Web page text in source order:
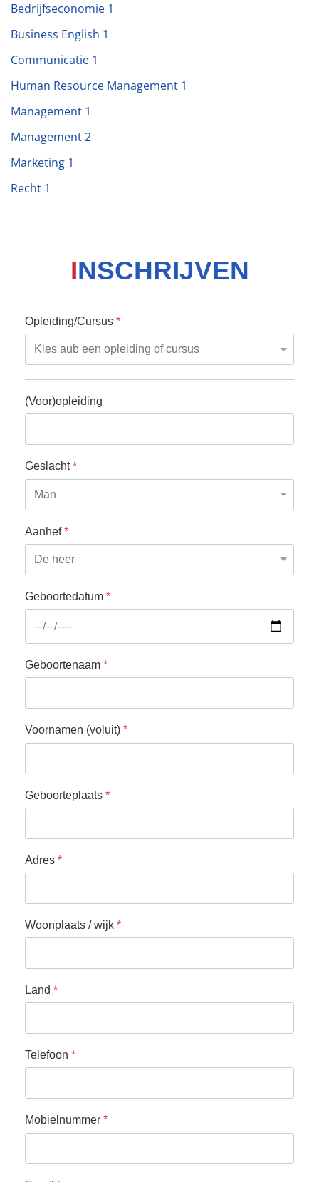
Bedrijfseconomie 1
Business English 1
Communicatie 1
Human Resource Management 1
Management 1
Management 2
Marketing 1
Recht 1
INSCHRIJVEN
Opleiding/Cursus *
(Voor)opleiding
Geslacht*
Aanhef*
Geboortedatum *
Geboortenaam *
Voornamen (voluit) *
Geboorteplaats *
Adres *
Woonplaats / wijk *
Land *
Telefoon *
Mobielnummer *